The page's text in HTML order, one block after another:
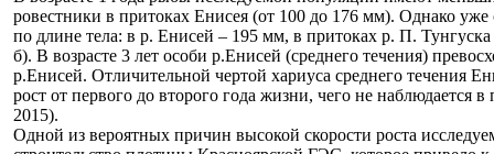
ровестники в притоках Енисея (от 100 до 176 мм). Однако
по длине тела: в р. Енисей – 195 мм, в притоках р. П.
б). В возрасте 3 лет особи р.Енисей (среднего течения)
р.Енисей. Отличительной чертой хариуса среднего течения
рост от первого до второго года жизни, чего не наблюдается
2015).
Одной из вероятных причин высокой скорости роста